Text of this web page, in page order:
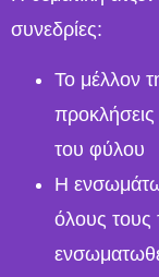
συνεδρίες:
Το μέλλον
του φύλου
Η
όλους τους